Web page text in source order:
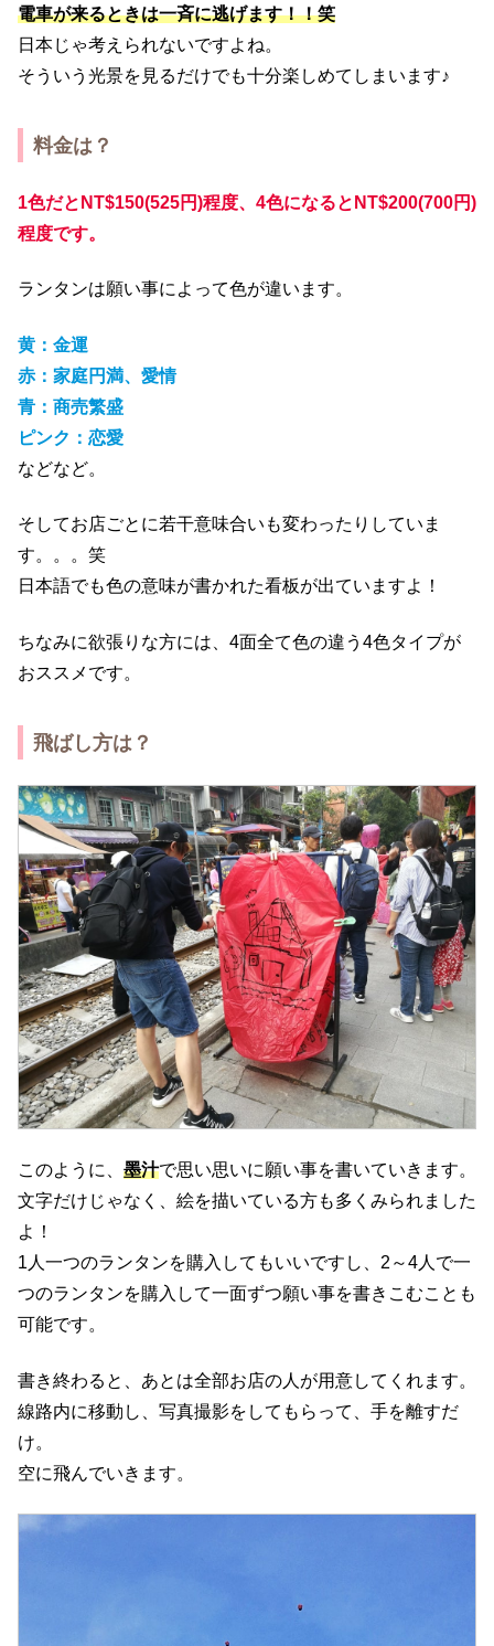
電車が来るときは一斉に逃げます！！笑
日本じゃ考えられないですよね。
そういう光景を見るだけでも十分楽しめてしまいます♪
料金は？
1色だとNT$150(525円)程度、4色になるとNT$200(700円)
程度です。
ランタンは願い事によって色が違います。
黄 ：金運
赤：家庭円満、愛情
青：商売繁盛
ピンク：恋愛
などなど。
そしてお店ごとに若干意味合いも変わったりしていま
す。。。笑
日本語でも色の意味が書かれた看板が出ていますよ！
ちなみに欲張りな方には、4面全て色の違う4色タイプが
おススメです。
飛ばし方は？
このように、 墨汁で思い思いに願い事を書いていきます。
文字だけじゃなく、絵を描いている方も多くみられました
よ！
1人一つのランタンを購入してもいいですし、2～4人で一
つのランタンを購入して一面ずつ願い事を書きこむことも
可能です。
書き終わると、あとは全部お店の人が用意してくれます。
線路内に移動し、写真撮影をしてもらって、手を離すだ
け。
空に飛んでいきます。